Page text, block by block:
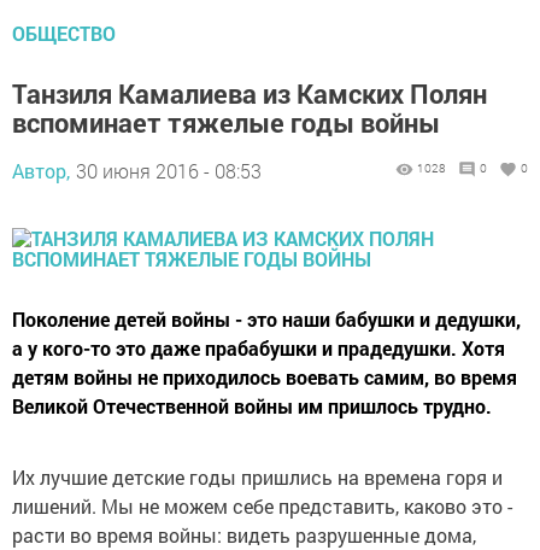
ОБЩЕСТВО
Танзиля Камалиева из Камских Полян
вспоминает тяжелые годы войны
Автор, 30 июня 2016 - 08:53 1028 0 0
Поколение детей войны - это наши бабушки и дедушки,
а у кого-то это даже прабабушки и прадедушки. Хотя
детям войны не приходилось воевать самим, во время
Великой Отечественной войны им пришлось трудно.
Их лучшие детские годы пришлись на времена горя и
лишений. Мы не можем себе представить, каково это -
расти во время войны: видеть разрушенные дома,